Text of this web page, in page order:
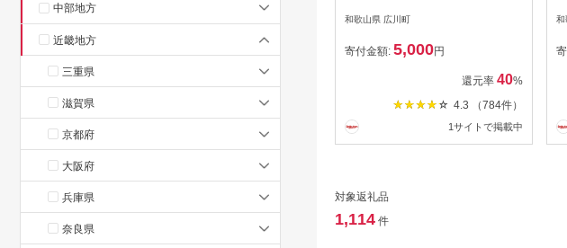
中部地方
近畿地方
三重県
滋賀県
京都府
大阪府
兵庫県
奈良県
和歌山県 広川町
寄付金額: 5,000円
還元率 40%
4.3 （784件）
1サイトで掲載中
和
対象返礼品
1,114 件